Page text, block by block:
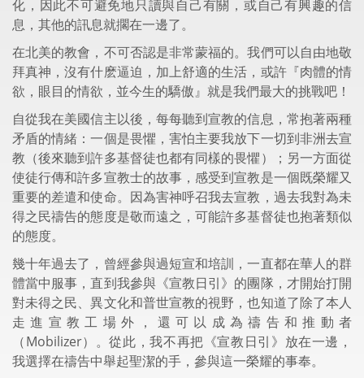
化，因此不可避免地只讀與自己有關，或自己有興趣的信
息，其他的訊息就擱在一邊了。
在北美的教會，不可否認是非常蒙福的。我們可以自由地敬
拜真神，沒有什麽逼迫，加上舒適的生活，或許『肉體的情
欲，眼目的情欲，並今生的驕傲』就是我們最大的挑戰吧！
自從我在美國信主以後，每每聽到宣教的信息，常抱著兩種
矛盾的情緒：一個是畏懼，害怕主要我放下一切到非洲去宣
教（後來聽到許多基督徒也都有同樣的畏懼）；另一方面從
使徒行傳和許多宣教士的故事，感受到宣教是一個既榮耀又
重要的差遣和使命。因為害神呼召我去宣教，過去我對為未
得之民禱告的態度是敬而遠之，可能許多基督徒也抱著類似
的態度。
幾十年過去了，曾經參與過短宣和培訓，一直都在華人的群
體當中服事，直到我參與《宣教日引》的團隊，才開始打開
對未得之民、異文化和普世宣教的視野，也知道了除了本人
走進宣教工場外，還可以成為禱告和推動者
（Mobilizer）。從此，我不再把《宣教日引》放在一邊，
我選擇在禱告中舉起聖潔的手，參與這一榮耀的事奉。